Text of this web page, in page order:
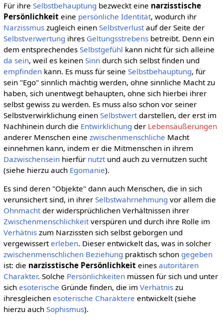
Für ihre Selbstbehauptung bezweckt eine narzisstische
Persönlichkeiteine persönliche Identität, wodurch ihr
Narzissmuszugleich einen Selbstverlustauf der Seite der
Selbstverwertung ihres Geltungsstrebensbetreibt. Denn ein
dem entsprechendes Selbstgefühl kann nicht für sich alleine
da sein, weil es keinen Sinndurch sich selbst finden und
empfindenkann. Es muss für seine Selbstbehauptung, für
sein "Ego" sinnlich mächtig werden, ohne sinnliche Macht zu
haben, sich unentwegt behaupten, ohne sich hierbei ihrer
selbst gewiss zu werden. Es muss also schon vor seiner
Selbstverwirklichung einen Selbstwertdarstellen, der erst im
Nachhinein durch die Entwirklichung der Lebensäußerungen
anderer Menschen eine zwischenmenschliche Macht
einnehmen kann, indem er die Mitmenschen in ihrem
Dazwischenseinhierfür nutztund auch zu vernutzen sucht
(siehe hierzu auch Egomanie).
Es sind deren "Objekte" dann auch Menschen, die in sich
verunsichert sind, in ihrer Selbstwahrnehmung vor allem die
Ohnmachtder widersprüchlichen Verhältnissen ihrer
Zwischenmenschlichkeitverspüren und durch ihre Rolle im
Verhätniszum Narzissten sich selbst geborgen und
vergewisserterleben. Dieser entwickelt das, was in solcher
zwischenmenschlichen Beziehung praktisch schon gegeben
ist: die narzisstische Persönlichkeiteines autoritären
Charakter. Solche Persönlichkeitenmüssen für sich und unter
sich esoterische Gründe finden, die im Verhätniszu
ihresgleichen esoterische Charaktere entwickelt (siehe
hierzu auch Sophismus).